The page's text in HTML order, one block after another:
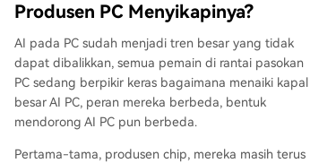
Produsen PC Menyikapinya?
AI pada PC sudah menjadi tren besar yang tidak
dapat dibalikkan, semua pemain di rantai pasokan
PC sedang berpikir keras bagaimana menaiki kapal
besar AI PC, peran mereka berbeda, bentuk
mendorong AI PC pun berbeda.
Pertama-tama, produsen chip, mereka masih terus